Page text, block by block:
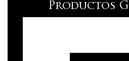
Productos